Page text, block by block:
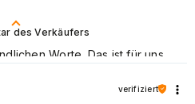
des Verkäufers
Worte. Das ist für uns
verifiziert